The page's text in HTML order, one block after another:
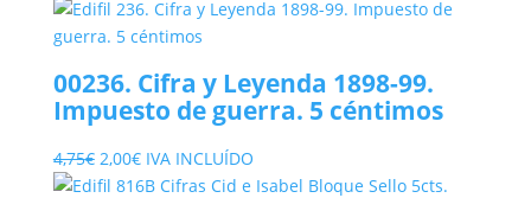
00236. Cifra y Leyenda 1898-99.
Impuesto de guerra. 5 céntimos
4,75€ El
precio
2,00€El
precio
IVA INCLUÍDO